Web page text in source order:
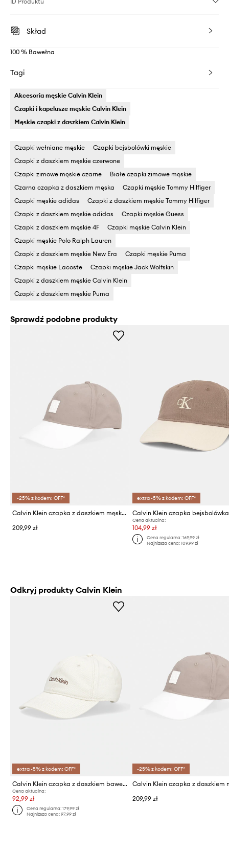
Skład
100 % Bawełna
Tagi
Akcesoria męskie Calvin Klein
Czapki i kapelusze męskie Calvin Klein
Męskie czapki z daszkiem Calvin Klein
Czapki wełniane męskie
Czapki bejsbolówki męskie
Czapki z daszkiem męskie czerwone
Czapki zimowe męskie czarne
Białe czapki zimowe męskie
Czarna czapka z daszkiem męska
Czapki męskie Tommy Hilfiger
Czapki męskie adidas
Czapki z daszkiem męskie Tommy Hilfiger
Czapki z daszkiem męskie adidas
Czapki męskie Guess
Czapki z daszkiem męskie 4F
Czapki męskie Calvin Klein
Czapki męskie Polo Ralph Lauren
Czapki z daszkiem męskie New Era
Czapki męskie Puma
Czapki męskie Lacoste
Czapki męskie Jack Wolfskin
Czapki z daszkiem męskie Calvin Klein
Czapki z daszkiem męskie Puma
Sprawdź podobne produkty
-25% z kodem: OFF*
Calvin Klein czapka z daszkiem męska bawełniana
209,99 zł
extra -5% z kodem: OFF*
Cena aktualna:
104,99 zł
Cena regularna: 169,99 zł
Najniższa cena: 109,99 zł
Odkryj produkty Calvin Klein
extra -5% z kodem: OFF*
Calvin Klein czapka z daszkiem bawełniana
Cena aktualna:
92,99 zł
Cena regularna:179,99 zł
Najniższa cena:97,99 zł
-25% z kodem: OFF*
209,99 zł